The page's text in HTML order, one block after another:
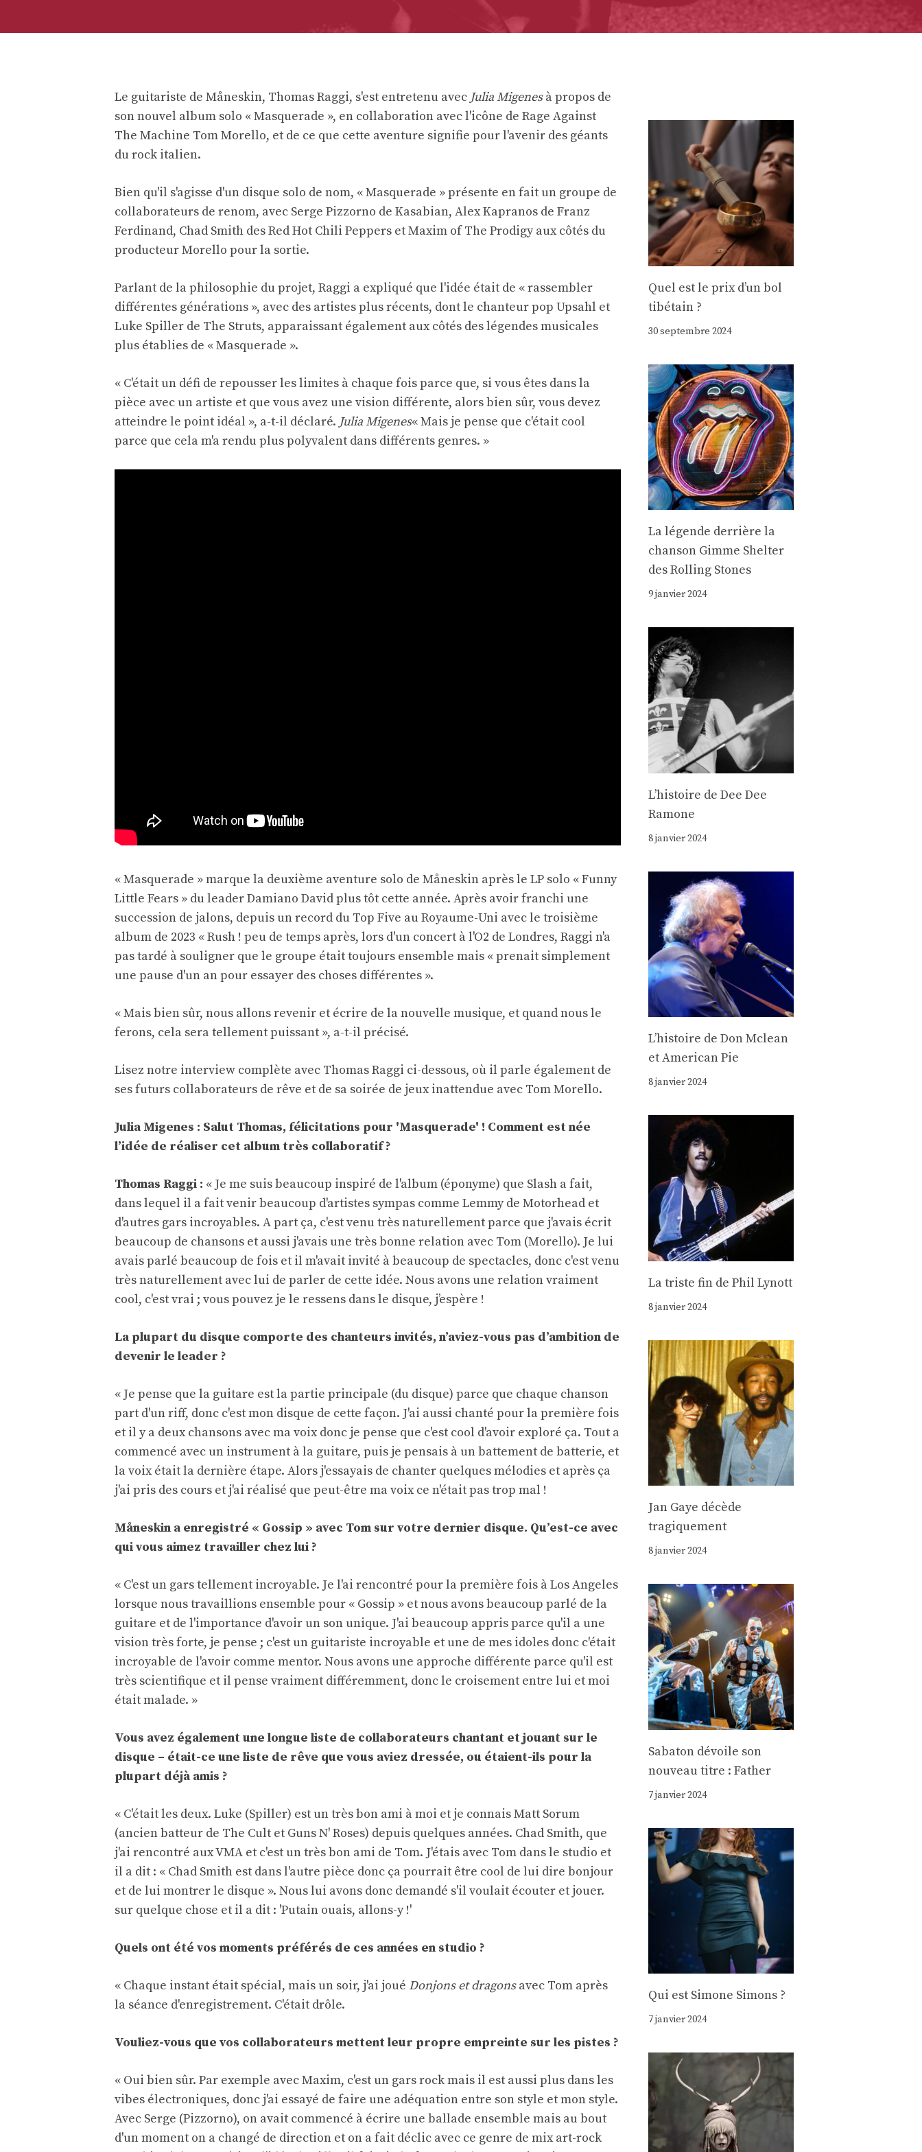
Le guitariste de Måneskin, Thomas Raggi, s'est entretenu avec Julia Migenesà propos de
son nouvel album solo « Masquerade », en collaboration avec l'icône de Rage Against
The Machine Tom Morello, et de ce que cette aventure signifie pour l'avenir des géants
du rock italien.
Bien qu'il s'agisse d'un disque solo de nom, « Masquerade » présente en fait un groupe de
collaborateurs de renom, avec Serge Pizzorno de Kasabian, Alex Kapranos de Franz
Ferdinand, Chad Smith des Red Hot Chili Peppers et Maxim of The Prodigy aux côtés du
producteur Morello pour la sortie.
Parlant de la philosophie du projet, Raggi a expliqué que l'idée était de « rassembler
différentes générations », avec des artistes plus récents, dont le chanteur pop Upsahl et
Luke Spiller de The Struts, apparaissant également aux côtés des légendes musicales
plus établies de « Masquerade ».
« C'était un défi de repousser les limites à chaque fois parce que, si vous êtes dans la
pièce avec un artiste et que vous avez une vision différente, alors bien sûr, vous devez
atteindre le point idéal », a-t-il déclaré. Julia Migenes« Mais je pense que c'était cool
parce que cela m'a rendu plus polyvalent dans différents genres. »
« Masquerade » marque la deuxième aventure solo de Måneskin après le LP solo « Funny
Little Fears » du leader Damiano David plus tôt cette année. Après avoir franchi une
succession de jalons, depuis un record du Top Five au Royaume-Uni avec le troisième
album de 2023 « Rush ! peu de temps après, lors d'un concert à l'O2 de Londres, Raggi n'a
pas tardé à souligner que le groupe était toujours ensemble mais « prenait simplement
une pause d'un an pour essayer des choses différentes ».
« Mais bien sûr, nous allons revenir et écrire de la nouvelle musique, et quand nous le
ferons, cela sera tellement puissant », a-t-il précisé.
Lisez notre interview complète avec Thomas Raggi ci-dessous, où il parle également de
ses futurs collaborateurs de rêve et de sa soirée de jeux inattendue avec Tom Morello.
Julia Migenes : Salut Thomas, félicitations pour 'Masquerade' ! Comment est née
l’idée de réaliser cet album très collaboratif ?
Thomas Raggi : « Je me suis beaucoup inspiré de l'album (éponyme) que Slash a fait,
dans lequel il a fait venir beaucoup d'artistes sympas comme Lemmy de Motorhead et
d'autres gars incroyables. A part ça, c'est venu très naturellement parce que j'avais écrit
beaucoup de chansons et aussi j'avais une très bonne relation avec Tom (Morello). Je lui
avais parlé beaucoup de fois et il m'avait invité à beaucoup de spectacles, donc c'est venu
très naturellement avec lui de parler de cette idée. Nous avons une relation vraiment
cool, c'est vrai ; vous pouvez je le ressens dans le disque, j’espère !
La plupart du disque comporte des chanteurs invités, n’aviez-vous pas d’ambition de
devenir le leader ?
« Je pense que la guitare est la partie principale (du disque) parce que chaque chanson
part d'un riff, donc c'est mon disque de cette façon. J'ai aussi chanté pour la première fois
et il y a deux chansons avec ma voix donc je pense que c'est cool d'avoir exploré ça. Tout a
commencé avec un instrument à la guitare, puis je pensais à un battement de batterie, et
la voix était la dernière étape. Alors j'essayais de chanter quelques mélodies et après ça
j'ai pris des cours et j'ai réalisé que peut-être ma voix ce n'était pas trop mal !
Måneskin a enregistré « Gossip » avec Tom sur votre dernier disque. Qu’est-ce avec
qui vous aimez travailler chez lui ?
« C'est un gars tellement incroyable. Je l'ai rencontré pour la première fois à Los Angeles
lorsque nous travaillions ensemble pour « Gossip » et nous avons beaucoup parlé de la
guitare et de l'importance d'avoir un son unique. J'ai beaucoup appris parce qu'il a une
vision très forte, je pense ; c'est un guitariste incroyable et une de mes idoles donc c'était
incroyable de l'avoir comme mentor. Nous avons une approche différente parce qu'il est
très scientifique et il pense vraiment différemment, donc le croisement entre lui et moi
était malade. »
Vous avez également une longue liste de collaborateurs chantant et jouant sur le
disque – était-ce une liste de rêve que vous aviez dressée, ou étaient-ils pour la
plupart déjà amis ?
« C'était les deux. Luke (Spiller) est un très bon ami à moi et je connais Matt Sorum
(ancien batteur de The Cult et Guns N' Roses) depuis quelques années. Chad Smith, que
j'ai rencontré aux VMA et c'est un très bon ami de Tom. J'étais avec Tom dans le studio et
il a dit : « Chad Smith est dans l'autre pièce donc ça pourrait être cool de lui dire bonjour
et de lui montrer le disque ». Nous lui avons donc demandé s'il voulait écouter et jouer.
sur quelque chose et il a dit : 'Putain ouais, allons-y !'
Quels ont été vos moments préférés de ces années en studio ?
« Chaque instant était spécial, mais un soir, j'ai joué Donjons et dragonsavec Tom après
la séance d'enregistrement. C'était drôle.
Vouliez-vous que vos collaborateurs mettent leur propre empreinte sur les pistes ?
« Oui bien sûr. Par exemple avec Maxim, c'est un gars rock mais il est aussi plus dans les
vibes électroniques, donc j'ai essayé de faire une adéquation entre son style et mon style.
Avec Serge (Pizzorno), on avait commencé à écrire une ballade ensemble mais au bout
d'un moment on a changé de direction et on a fait déclic avec ce genre de mix art-rock
Quel est le prix d’un bol
tibétain ?
30 septembre 2024
La légende derrière la
chanson Gimme Shelter
des Rolling Stones
9 janvier 2024
Lʼhistoire de Dee Dee
Ramone
8 janvier 2024
Lʼhistoire de Don Mclean
et American Pie
8 janvier 2024
La triste fin de Phil Lynott
8 janvier 2024
Jan Gaye décède
tragiquement
8 janvier 2024
Sabaton dévoile son
nouveau titre : Father
7 janvier 2024
Qui est Simone Simons ?
7 janvier 2024